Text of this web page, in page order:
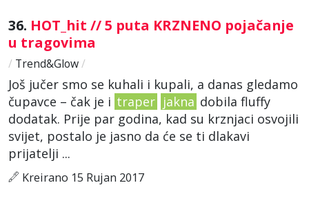
36. HOT_hit // 5 puta KRZNENO pojačanje
u tragovima
/ Trend&Glow/
Još jučer smo se kuhali i kupali, a danas gledamo
čupavce – čak je i traper jakna dobila fluffy
dodatak. Prije par godina, kad su krznjaci osvojili
svijet, postalo je jasno da će se ti dlakavi
prijatelji ...
Kreirano 15 Rujan 2017